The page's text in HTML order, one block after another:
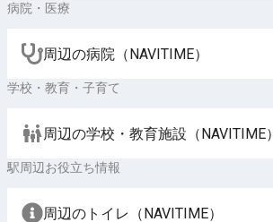
病院・医療
周辺の病院（NAVITIME）
学校・教育・子育て
周辺の学校・教育施設（NAVITIME）
駅周辺お役立ち情報
周辺のトイレ（NAVITIME）